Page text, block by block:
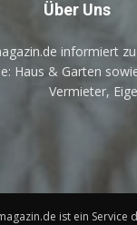
Über Uns
informiert
Haus & Garten
Vermieter,
ist ein Service